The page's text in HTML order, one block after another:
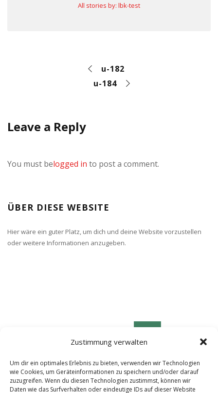
Zustimmung verwalten
Um dir ein optimales Erlebnis zu bieten, verwenden wir Technologien
wie Cookies, um Geräteinformationen zu speichern und/oder darauf
zuzugreifen. Wenn du diesen Technologien zustimmst, können wir
Daten wie das Surfverhalten oder eindeutige IDs auf dieser Website
All stories by: lbk-test
u-182
u-184
Leave a Reply
You must belogged in to post a comment.
ÜBER DIESE WEBSITE
Hier wäre ein guter Platz, um dich und deine Website vorzustellen
oder weitere Informationen anzugeben.